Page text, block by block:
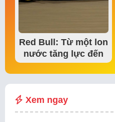
Red Bull: Từ một lon
nước tăng lực đến
đế chế thể…
Xem ngay